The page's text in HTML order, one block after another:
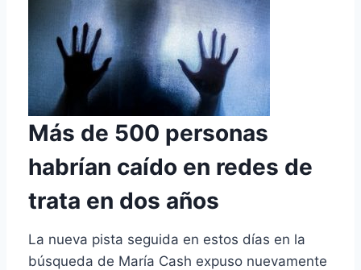
Más de 500 personas
habrían caído en redes de
trata en dos años
La nueva pista seguida en estos días en la
búsqueda de María Cash expuso nuevamente